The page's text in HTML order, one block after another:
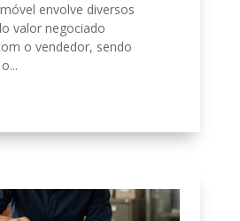
envolve diversos
valor negociado
o vendedor, sendo